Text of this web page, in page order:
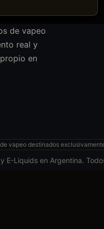
de vapeo
real y
en
vapeo destinados
E-Liquids en Argentina.